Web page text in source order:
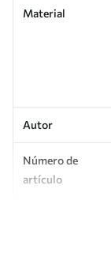
Material
Autor
Número de
artículo